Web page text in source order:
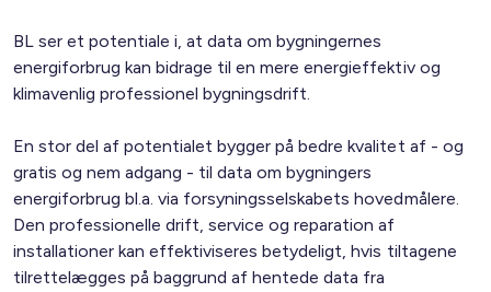
BL ser et potentiale i, at data om bygningernes
energiforbrug kan bidrage til en mere energieffektiv og
klimavenlig professionel bygningsdrift.
En stor del af potentialet bygger på bedre kvalitet af - og
gratis og nem adgang - til data om bygningers
energiforbrug bl.a. via forsyningsselskabets hovedmålere.
Den professionelle drift, service og reparation af
installationer kan effektiviseres betydeligt, hvis tiltagene
tilrettelægges på baggrund af hentede data fra